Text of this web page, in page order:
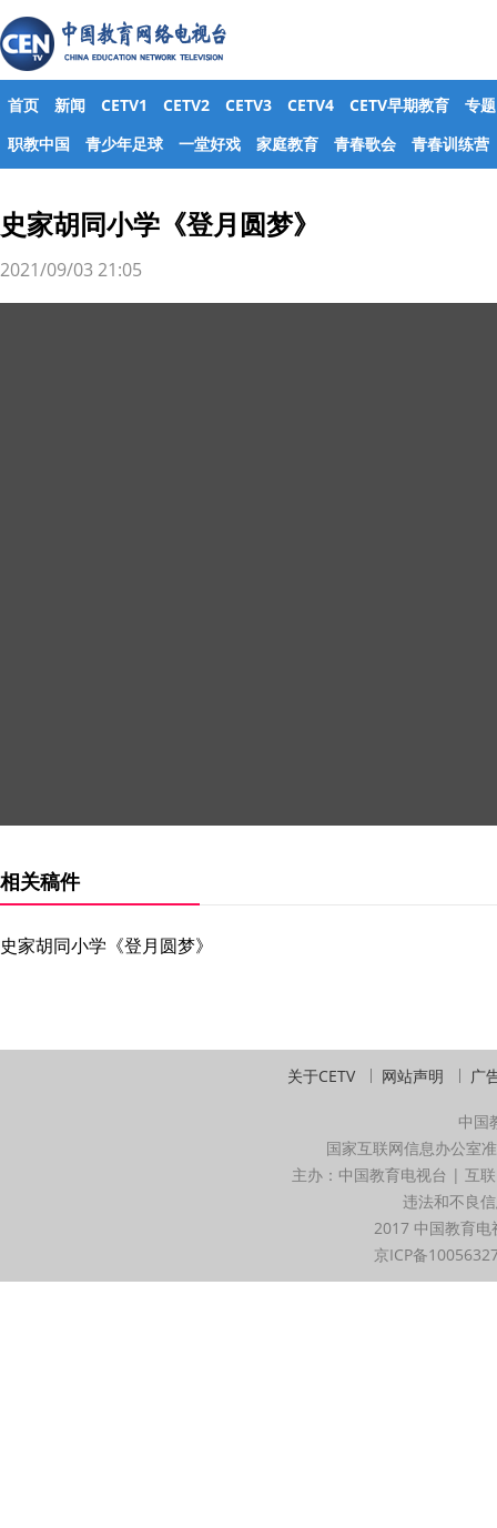
首页 新闻 CETV1 CETV2 CETV3 CETV4 CETV早期教育
专题
职教中国
青少年足球 一堂好戏 家庭教育 青春歌会 青春训练营
史家胡同小学《登月圆梦》
2021/09/03 21:05
相关稿件
史家胡同小学《登月圆梦》
关于CETV 网站声明 广
中国
国家互联网信息办公室
主办：中国教育电视台 | 互
违法和不良
2017 中国教育
京ICP备